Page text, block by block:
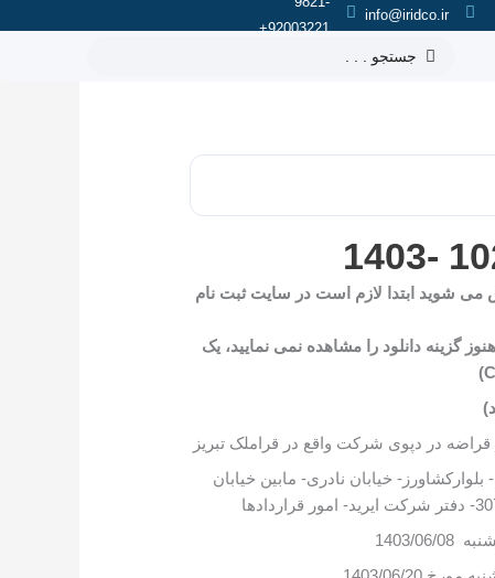
info@iridco.ir
92003221+
جستجو
می شوید ابتدا لازم است در سایت ثبت نام
گزینه دانلود را مشاهده نمی نمایید، یک
بلوارکشاورز- خیابان نادری- مابین خیابان
06/08